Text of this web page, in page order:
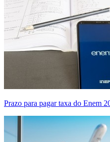
Prazo para pagar taxa do Enem